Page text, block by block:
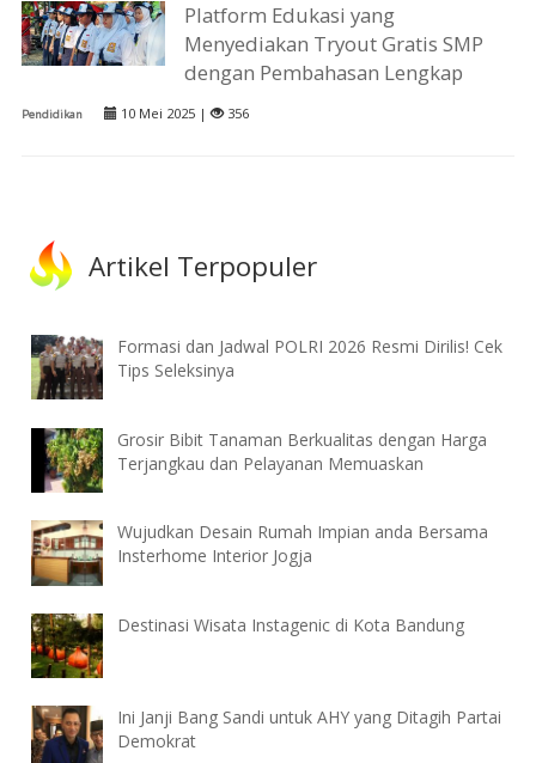
Platform Edukasi yang
Menyediakan Tryout Gratis SMP
dengan Pembahasan Lengkap
Pendidikan 10 Mei 2025 | 356
Artikel Terpopuler
Formasi dan Jadwal POLRI 2026 Resmi Dirilis! Cek
Tips Seleksinya
Grosir Bibit Tanaman Berkualitas dengan Harga
Terjangkau dan Pelayanan Memuaskan
Wujudkan Desain Rumah Impian anda Bersama
Insterhome Interior Jogja
Destinasi Wisata Instagenic di Kota Bandung
Ini Janji Bang Sandi untuk AHY yang Ditagih Partai
Demokrat